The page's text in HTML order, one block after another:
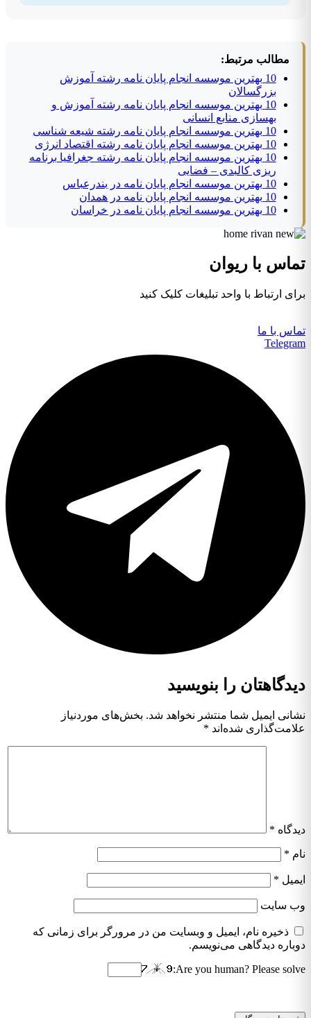
مطالب مرتبط:
10 بهترین موسسه انجام پایان نامه رشته آموزش
بزرگسالان
10 بهترین موسسه انجام پایان نامه رشته آموزش و
بهسازی منابع انسانی
10 بهترین موسسه انجام پایان نامه رشته شیعه شناسی
10 بهترین موسسه انجام پایان نامه رشته اقتصاد انرژی
10 بهترین موسسه انجام پایان نامه رشته جغرافیا برنامه
ریزی کالبدی – فضایی
10 بهترین موسسه انجام پایان نامه در بندرعباس
10 بهترین موسسه انجام پایان نامه در همدان
10 بهترین موسسه انجام پایان نامه در خراسان
تماس با ریوان
برای ارتباط با واحد تبلیغات کلیک کنید
تماس با ما
Telegram
دیدگاهتان را بنویسید
نشانی ایمیل شما منتشر نخواهد شد. بخش‌های موردنیاز
علامت‌گذاری شده‌اند *
دیدگاه *
نام *
ایمیل *
وب‌ سایت
ذخیره نام، ایمیل و وبسایت من در مرورگر برای زمانی که
دوباره دیدگاهی می‌نویسم.
Are you human? Please solve: